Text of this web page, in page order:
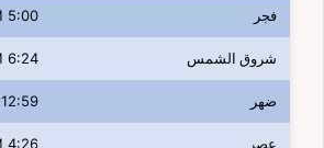
فجر 5:00 AM
شروق الشمس 6:24 AM
ضهر 12:59 PM
عصر 4:26 PM